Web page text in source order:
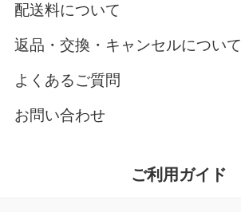
配送料について
返品・交換・キャンセルについて
よくあるご質問
お問い合わせ
ご利用ガイド